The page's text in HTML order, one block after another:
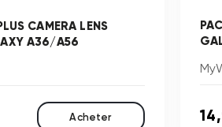
CAMERA LENS
A36/A56
Acheter